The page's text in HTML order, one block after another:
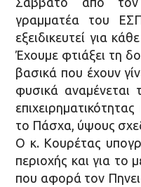
γραμματέα του
εξειδικευτεί για
Έχουμε φτιάξει τη
βασικά που έχουν
φυσικά αναμένεται
το Πάσχα, ύψους
Ο κ. Κουρέτας
περιοχής και για το
που αφορά τον